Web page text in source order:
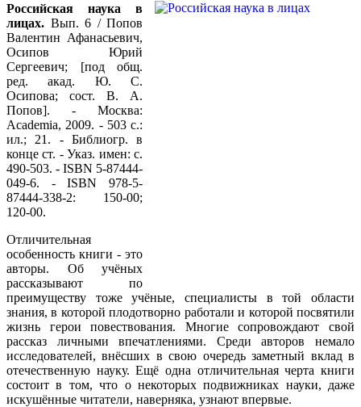
Российская наука в
лицах. Вып. 6 / Попов
Валентин Афанасьевич,
Осипов Юрий
Сергеевич; [под общ.
ред. акад. Ю. С.
Осипова; сост. В. А.
Попов]. - Москва:
Academia, 2009. - 503 с.:
ил.; 21. - Библиогр. в
конце ст. - Указ. имен: с.
490-503. - ISBN 5-87444-
049-6. - ISBN 978-5-
87444-338-2: 150-00;
120-00.
Отличительная
особенность книги - это
авторы. Об учёных
рассказывают по
преимуществу тоже учёные, специалисты в той области
знания, в которой плодотворно работали и которой посвятили
жизнь герои повествования. Многие сопровождают свой
рассказ личными впечатлениями. Среди авторов немало
исследователей, внёсших в свою очередь заметный вклад в
отечественную науку. Ещё одна отличительная черта книги
состоит в том, что о некоторых подвижниках науки, даже
искушённые читатели, наверняка, узнают впервые.